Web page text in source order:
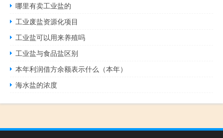
哪里有卖工业盐的
工业废盐资源化项目
工业盐可以用来养殖吗
工业盐与食品盐区别
本年利润借方余额表示什么（本年）
海水盐的浓度